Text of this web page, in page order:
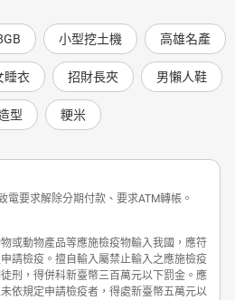
小型挖土機 高雄名產
睡衣 招財長夾 男懶人鞋
型 粳米
電要求解除分期付款、要求ATM轉帳。
或動物產品等應施檢疫物輸入我國，應符
請檢疫。擅自輸入屬禁止輸入之應施檢疫
刑，得併科新臺幣三百萬元以下罰金。應
依規定申請檢疫者，得處新臺幣五萬元以